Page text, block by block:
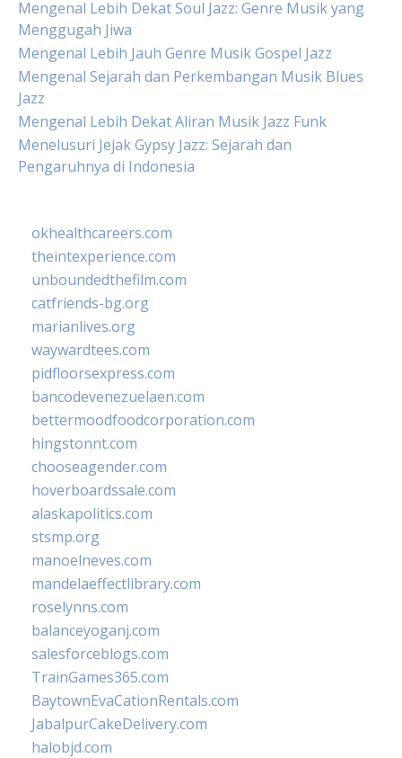
Mengenal Lebih Dekat Soul Jazz: Genre Musik yang
Menggugah Jiwa
Mengenal Lebih Jauh Genre Musik Gospel Jazz
Mengenal Sejarah dan Perkembangan Musik Blues
Jazz
Mengenal Lebih Dekat Aliran Musik Jazz Funk
Menelusuri Jejak Gypsy Jazz: Sejarah dan
Pengaruhnya di Indonesia
okhealthcareers.com
theintexperience.com
unboundedthefilm.com
catfriends-bg.org
marianlives.org
waywardtees.com
pidfloorsexpress.com
bancodevenezuelaen.com
bettermoodfoodcorporation.com
hingstonnt.com
chooseagender.com
hoverboardssale.com
alaskapolitics.com
stsmp.org
manoelneves.com
mandelaeffectlibrary.com
roselynns.com
balanceyoganj.com
salesforceblogs.com
TrainGames365.com
BaytownEvaCationRentals.com
JabalpurCakeDelivery.com
halobjd.com